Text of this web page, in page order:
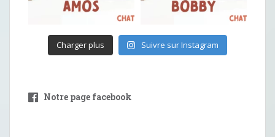
Charger plus Suivre sur Instagram
Notre page facebook